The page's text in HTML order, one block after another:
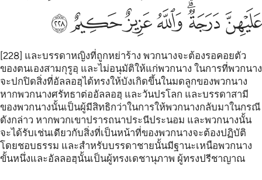
ﲏﲐﲑﲒﲓﲔﲕ
[228] และบรรดาหญิงที่ถูกหย่าร้าง พวกนางจะต้องรอคอยตัว
ของตนเองสามกุรูอฺ และไม่อนุมัติให้แก่พวกนาง ในการที่พวกนาง
จะปกปิดสิ่งที่อัลลอฮฺได้ทรงให้บังเกิดขึ้นในมดลูกของพวกนาง
หากพวกนางศรัทธาต่ออัลลอฮฺ และวันปรโลก และบรรดาสามี
ของพวกนางนั้นเป็นผู้มีสิทธิกว่าในการให้พวกนางกลับมาในกรณี
ดังกล่าว หากพวกเขาปรารถนาประนีประนอม และพวกนางนั้น
จะได้รับเช่นเดียวกับสิ่งที่เป็นหน้าที่ของพวกนางจะต้องปฏิบัติ
โดยชอบธรรม และสำหรับบรรดาชายนั้นมีฐานะเหนือพวกนาง
ขั้นหนึ่งและอัลลอฮฺนั้นเป็นผู้ทรงเดชานุภาพ ผู้ทรงปรีชาญาณ